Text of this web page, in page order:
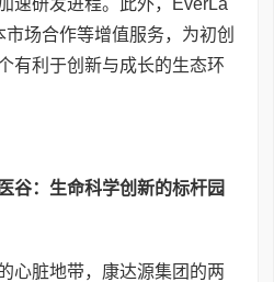
速研发进程。此外，EverLa
场合作等增值服务，为初创
有利于创新与成长的生态环
谷：生命科学创新的标杆园
心脏地带，康达源集团的两